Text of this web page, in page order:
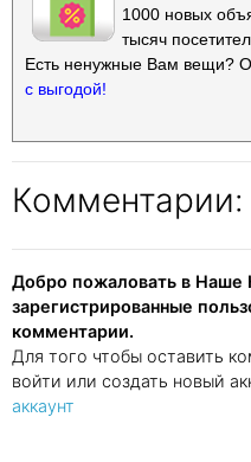
1000 новых
тысяч
Есть ненужные Вам вещи?
с выгодой!
Комментарии:
Добро пожаловать в Наше
зарегистрированные
комментарии.
Для того чтобы оставить
войти или создать новый
аккаунт